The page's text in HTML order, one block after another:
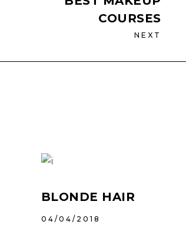
COURSES
NEXT
BLONDE HAIR
04/04/2018